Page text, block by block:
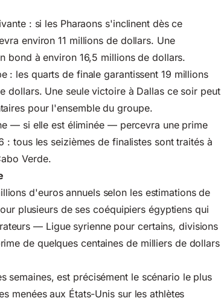
: si les Pharaons s'inclinent dès ce
environ 11 millions de dollars. Une
bond à environ 16,5 millions de dollars.
: les quarts de finale garantissent 19 millions
dollars. Une seule victoire à Dallas ce soir peut
pour l'ensemble du groupe.
— si elle est éliminée — percevra une prime
tous les seizièmes de finalistes sont traités à
Verde.
d'euros annuels selon les estimations de
plusieurs de ses coéquipiers égyptiens qui
— Ligue syrienne pour certains, divisions
de quelques centaines de milliers de dollars
semaines, est précisément le scénario le plus
menées aux États-Unis sur les athlètes